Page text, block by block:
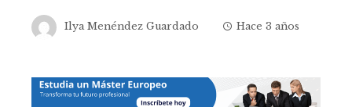
Ilya Menéndez Guardado Hace 3 años